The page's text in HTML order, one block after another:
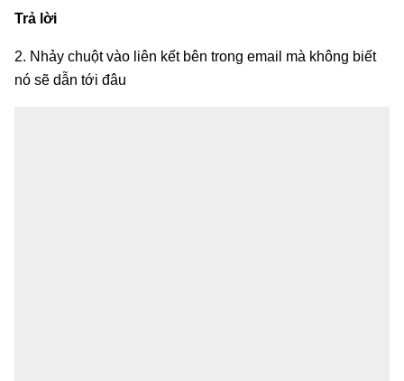
Trả lời
2. Nhảy chuột vào liên kết bên trong email mà không biết
nó sẽ dẫn tới đâu